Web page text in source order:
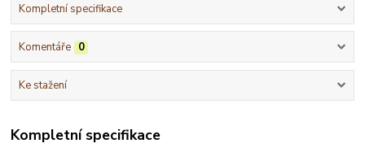
Kompletní specifikace
Komentáře 0
Ke stažení
Kompletní specifikace